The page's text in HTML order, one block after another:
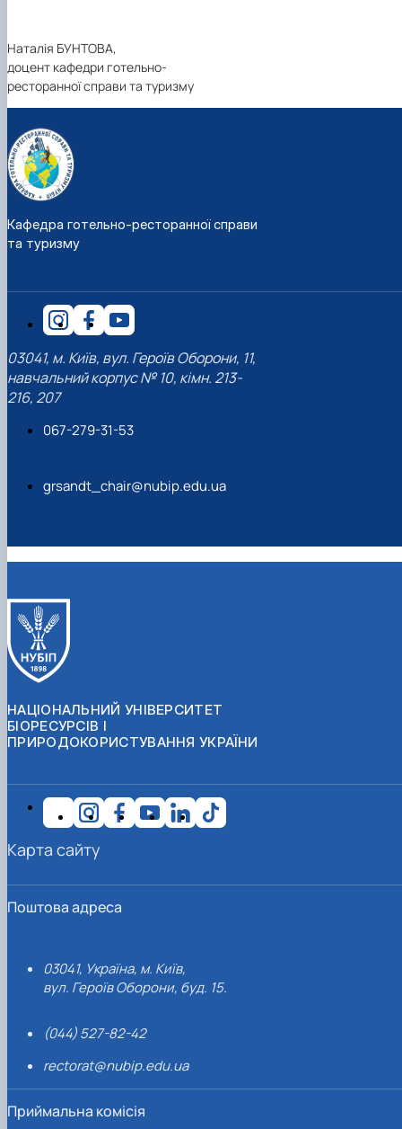
Наталія БУНТОВА,
доцент кафедри готельно-
ресторанної справи та туризму
Кафедра готельно-ресторанної справи
та туризму
03041, м. Київ, вул. Героїв Оборони, 11,
навчальний корпус № 10, кімн. 213-
216, 207
067-279-31-53
grsandt_chair@nubip.edu.ua
НАЦІОНАЛЬНИЙ УНІВЕРСИТЕТ
БІОРЕСУРСІВ І
ПРИРОДОКОРИСТУВАННЯ УКРАЇНИ
Поштова адреса
03041, Україна, м. Київ,
вул. Героїв Оборони, буд. 15.
(044) 527-82-42
rectorat@nubip.edu.ua
Приймальна комісія
Карта сайту